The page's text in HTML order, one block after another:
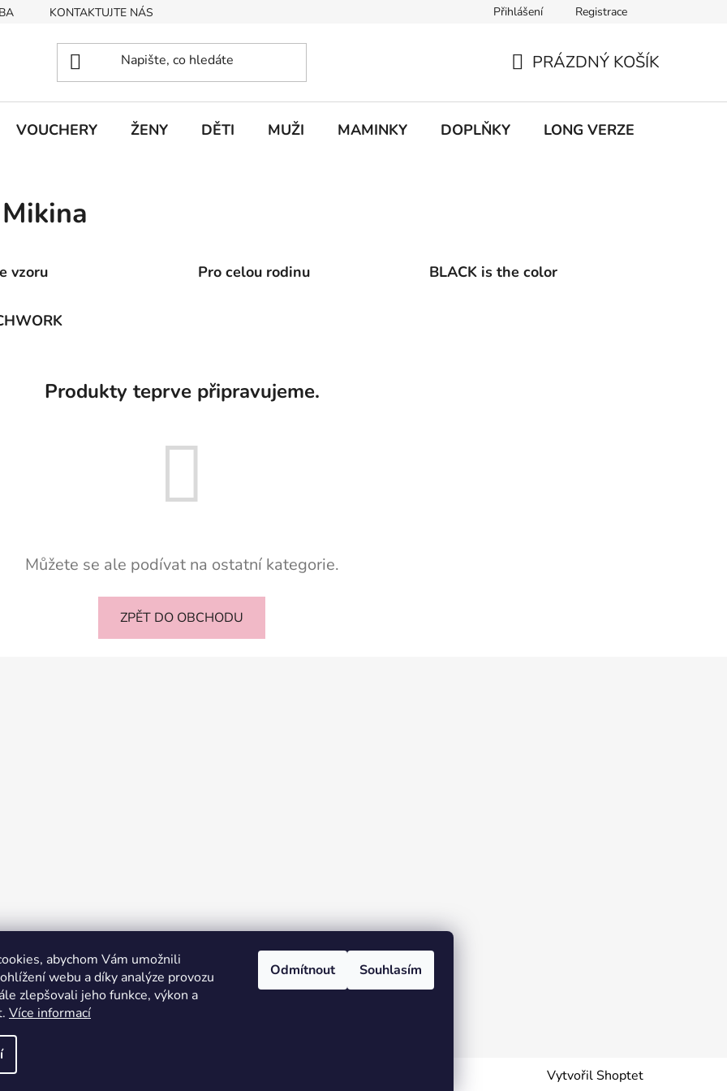
abychom Vám umožnili
webu a díky analýze provozu
zlepšovali jeho funkce, výkon a
Více informací
Odmítnout Souhlasím
KONTAKTUJTE NÁS Podmínky ochrany osobních údajůPřihlášení Registrace
KOŠÍK
PRÁZDNÝ KOŠÍK
VOUCHERY ŽENY DĚTI MUŽI MAMINKY DOPLŇKY LONG VERZE
vzoru Pro celou rodinu BLACK is the color
Produkty teprve připravujeme.
Můžete se ale podívat na ostatní kategorie.
ZPĚT DO OBCHODU
Vytvořil Shoptet
práva vyhrazena.